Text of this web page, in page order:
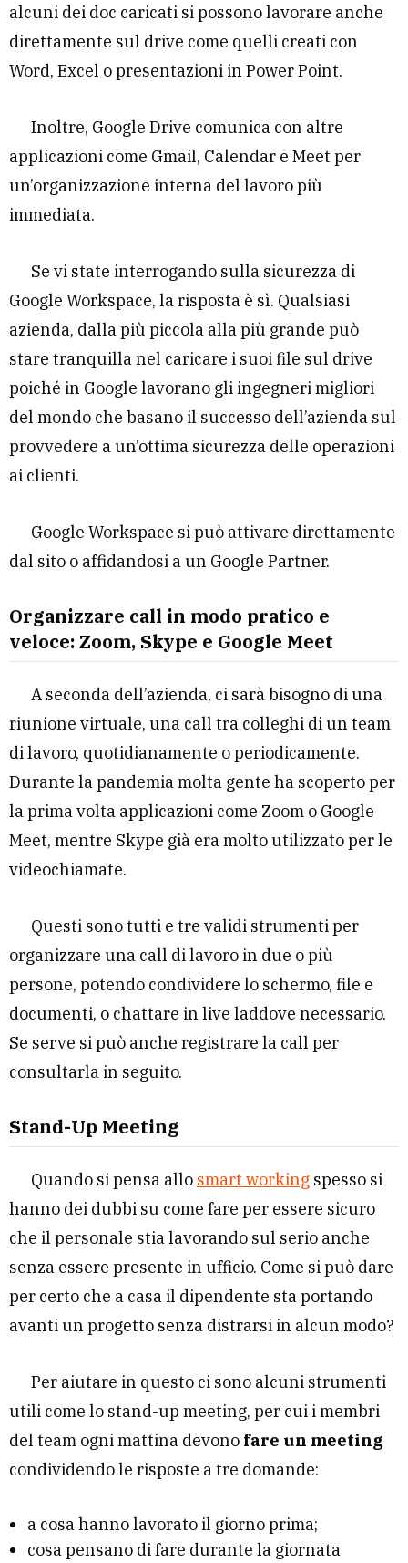
alcuni dei doc caricati si possono lavorare anche
direttamente sul drive come quelli creati con
Word, Excel o presentazioni in Power Point.
Inoltre, Google Drive comunica con altre
applicazioni come Gmail, Calendar e Meet per
un’organizzazione interna del lavoro più
immediata.
Se vi state interrogando sulla sicurezza di
Google Workspace, la risposta è sì. Qualsiasi
azienda, dalla più piccola alla più grande può
stare tranquilla nel caricare i suoi file sul drive
poiché in Google lavorano gli ingegneri migliori
del mondo che basano il successo dell’azienda sul
provvedere a un’ottima sicurezza delle operazioni
ai clienti.
Google Workspace si può attivare direttamente
dal sito o affidandosi a un Google Partner.
Organizzare call in modo pratico e
veloce: Zoom, Skype e Google Meet
A seconda dell’azienda, ci sarà bisogno di una
riunione virtuale, una call tra colleghi di un team
di lavoro, quotidianamente o periodicamente.
Durante la pandemia molta gente ha scoperto per
la prima volta applicazioni come Zoom o Google
Meet, mentre Skype già era molto utilizzato per le
videochiamate.
Questi sono tutti e tre validi strumenti per
organizzare una call di lavoro in due o più
persone, potendo condividere lo schermo, file e
documenti, o chattare in live laddove necessario.
Se serve si può anche registrare la call per
consultarla in seguito.
Stand-Up Meeting
Quando si pensa allo smart working spesso si
hanno dei dubbi su come fare per essere sicuro
che il personale stia lavorando sul serio anche
senza essere presente in ufficio. Come si può dare
per certo che a casa il dipendente sta portando
avanti un progetto senza distrarsi in alcun modo?
Per aiutare in questo ci sono alcuni strumenti
utili come lo stand-up meeting, per cui i membri
del team ogni mattina devono fare un meeting
condividendo le risposte a tre domande:
a cosa hanno lavorato il giorno prima;
cosa pensano di fare durante la giornata